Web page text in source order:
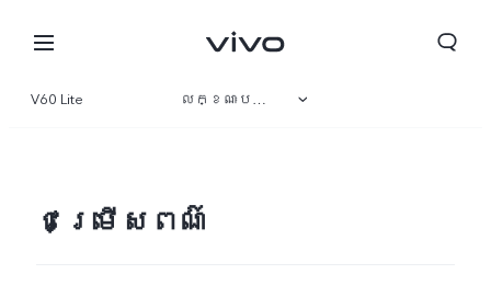
V60 Lite លក្ខណៈបច្ចេកទេស
ជម្រើសពណ៌